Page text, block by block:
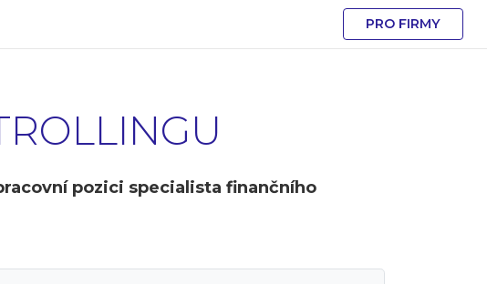
PRO FIRMY
pozici specialista finančního